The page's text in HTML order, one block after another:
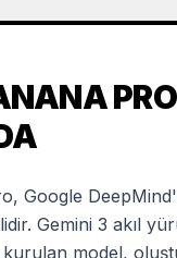
PRO
Google
Gemini 3 akıl
kurulan model,